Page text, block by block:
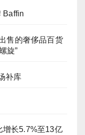
Baffin
售的奢侈品百货
旋”
补库
长5.7%至13亿